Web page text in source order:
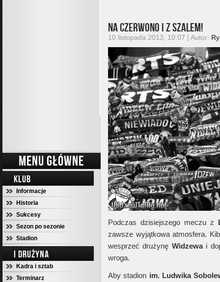
MENU GŁÓWNE
KLUB
Informacje
Historia
Sukcesy
Sezon po sezonie
Stadion
I DRUŻYNA
Kadra i sztab
Terminarz
Na czerwono i z szalem!
10 listopada 2013, 10:07 | Autor:
Podczas dzisiejszego meczu z
zawsze wyjątkowa atmosfera.
wesprzeć drużynę Widzewai
wroga.
Aby stadion im. Ludwika